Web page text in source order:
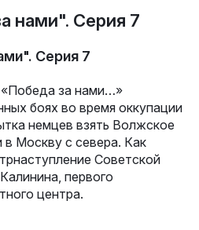
нами". Серия 7
Серия 7
за нами…»
боях во время оккупации
немцев взять Волжское
Москву с севера. Как
Советской
первого
центра.